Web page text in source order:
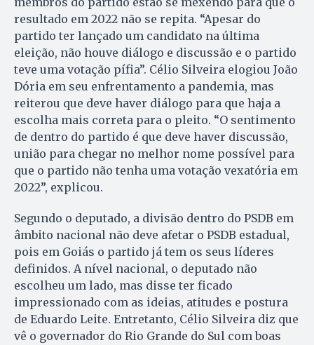
resultado em 2022 não se repita. “Apesar do
partido ter lançado um candidato na última
eleição, não houve diálogo e discussão e o partido
teve uma votação pífia”. Célio Silveira elogiou João
Dória em seu enfrentamento a pandemia, mas
reiterou que deve haver diálogo para que haja a
escolha mais correta para o pleito. “O sentimento
de dentro do partido é que deve haver discussão,
união para chegar no melhor nome possível para
que o partido não tenha uma votação vexatória em
2022”, explicou.
Segundo o deputado, a divisão dentro do PSDB em
âmbito nacional não deve afetar o PSDB estadual,
pois em Goiás o partido já tem os seus líderes
definidos. A nível nacional, o deputado não
escolheu um lado, mas disse ter ficado
impressionado com as ideias, atitudes e postura
de Eduardo Leite. Entretanto, Célio Silveira diz que
vê o governador do Rio Grande do Sul com boas